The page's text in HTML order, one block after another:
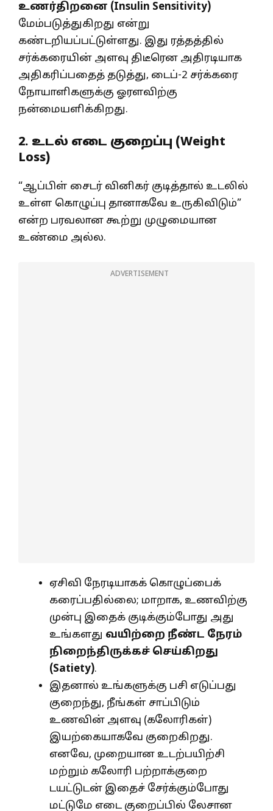
உணர்திறனை (Insulin Sensitivity)
மேம்படுத்துகிறது என்று
கண்டறியப்பட்டுள்ளது. இது ரத்தத்தில்
சர்க்கரையின் அளவு திடீரென அதிரடியாக
அதிகரிப்பதைத் தடுத்து, டைப்-2 சர்க்கரை
நோயாளிகளுக்கு ஓரளவிற்கு
நன்மையளிக்கிறது.
2. உடல் எடை குறைப்பு (Weight
Loss)
“ஆப்பிள் சைடர் வினிகர் குடித்தால் உடலில்
உள்ள கொழுப்பு தானாகவே உருகிவிடும்”
என்ற பரவலான கூற்று முழுமையான
உண்மை அல்ல.
ADVERTISEMENT
ஏசிவி நேரடியாகக் கொழுப்பைக்
கரைப்பதில்லை; மாறாக, உணவிற்கு
முன்பு இதைக் குடிக்கும்போது அது
உங்களது வயிற்றை நீண்ட நேரம்
நிறைந்திருக்கச் செய்கிறது
(Satiety).
இதனால் உங்களுக்கு பசி எடுப்பது
குறைந்து, நீங்கள் சாப்பிடும்
உணவின் அளவு (கலோரிகள்)
இயற்கையாகவே குறைகிறது.
எனவே, முறையான உடற்பயிற்சி
மற்றும் கலோரி பற்றாக்குறை
டயட்டுடன் இதைச் சேர்க்கும்போது
மட்டுமே எடை குறைப்பில் லேசான